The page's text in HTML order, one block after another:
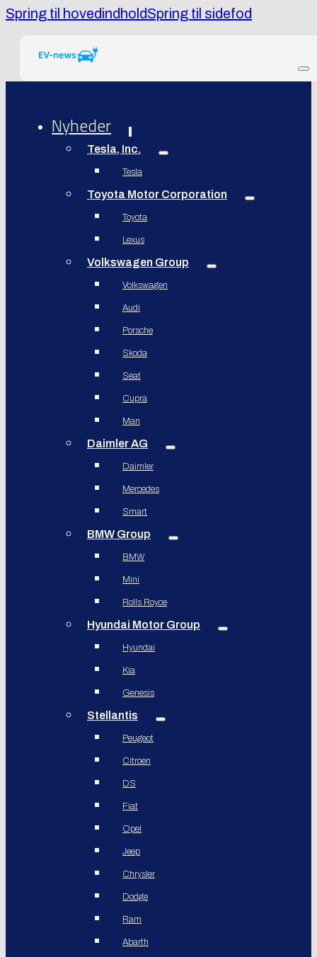
Spring til hovedindholdSpring til sidefod
Nyheder
Tesla, Inc.
Tesla
Toyota Motor Corporation
Toyota
Lexus
Volkswagen Group
Volkswagen
Audi
Porsche
Skoda
Seat
Cupra
Man
Daimler AG
Daimler
Mercedes
Smart
BMW Group
BMW
Mini
Rolls Royce
Hyundai Motor Group
Hyundai
Kia
Genesis
Stellantis
Peugeot
Citroen
DS
Fiat
Opel
Jeep
Chrysler
Dodge
Ram
Abarth